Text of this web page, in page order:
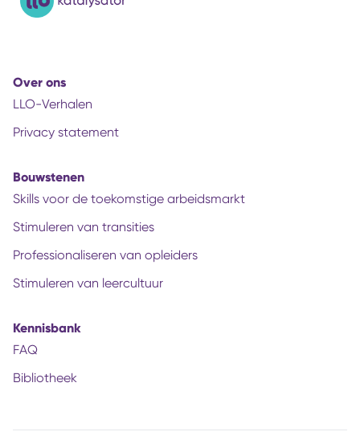
Over ons
LLO-Verhalen
Privacy statement
Bouwstenen
Skills voor de toekomstige arbeidsmarkt
Stimuleren van transities
Professionaliseren van opleiders
Stimuleren van leercultuur
Kennisbank
FAQ
Bibliotheek